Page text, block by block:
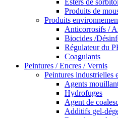
Esters de
Produits de
Produits
Anticorrosifs /
Biocides /
Régulateur du
Coagulants
Peintures / Encres / Vernis
Peintures industrielles
Agents
Hydrofuges
Agent de
Additifs gel-